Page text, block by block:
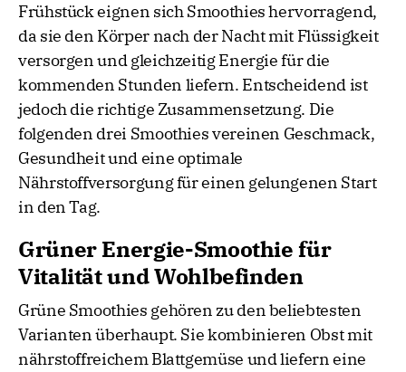
Frühstück eignen sich Smoothies hervorragend,
da sie den Körper nach der Nacht mit Flüssigkeit
versorgen und gleichzeitig Energie für die
kommenden Stunden liefern. Entscheidend ist
jedoch die richtige Zusammensetzung. Die
folgenden drei Smoothies vereinen Geschmack,
Gesundheit und eine optimale
Nährstoffversorgung für einen gelungenen Start
in den Tag.
Grüner Energie-Smoothie für
Vitalität und Wohlbefinden
Grüne Smoothies gehören zu den beliebtesten
Varianten überhaupt. Sie kombinieren Obst mit
nährstoffreichem Blattgemüse und liefern eine